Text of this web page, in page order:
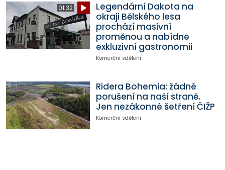
01:32
Legendární Dakota na
okraji Bělského lesa
prochází masivní
proměnou a nabídne
exkluzivní gastronomii
Komerční sdělení
Ridera Bohemia: žádné
porušení na naší straně.
Jen nezákonné šetření ČIŽP
Komerční sdělení